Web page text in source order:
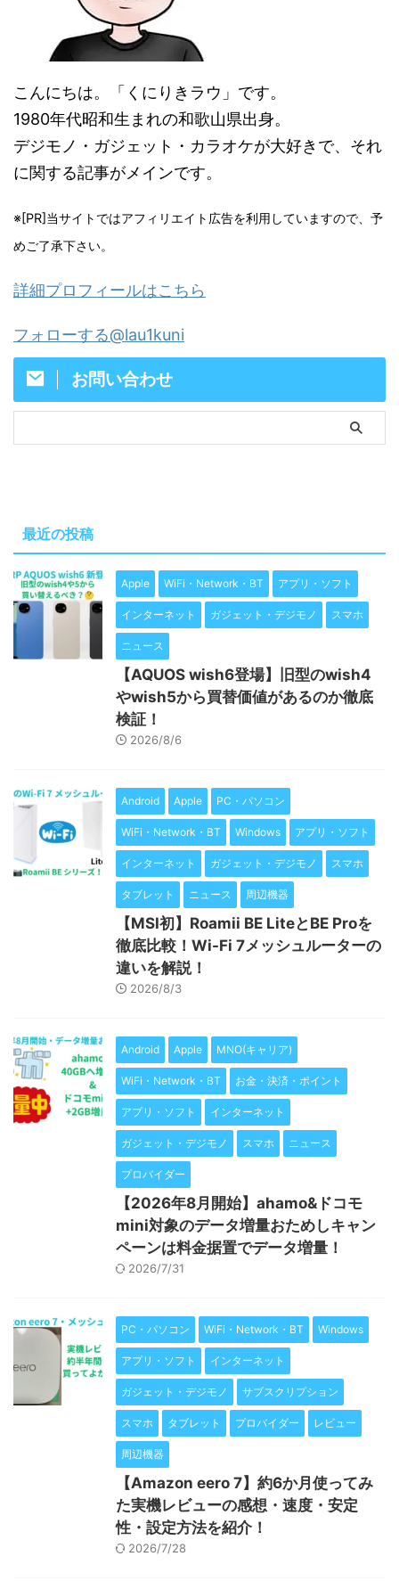
こんにちは。「くにりきラウ」です。
1980年代昭和生まれの和歌山県出身。
デジモノ・ガジェット・カラオケが大好きで、それ
に関する記事がメインです。
※[PR]当サイトではアフィリエイト広告を利用していますので、予
めご了承下さい。
詳細プロフィールはこちら
フォローする@lau1kuni
お問い合わせ
最近の投稿
Apple WiFi・Network・BT アプリ・ソフト
インターネット ガジェット・デジモノ スマホ
ニュース
【AQUOS wish6登場】旧型のwish4
やwish5から買替価値があるのか徹底
検証！
2026/8/6
Android Apple PC・パソコン
WiFi・Network・BT Windows アプリ・ソフト
インターネット ガジェット・デジモノ スマホ
タブレット ニュース 周辺機器
【MSI初】Roamii BE LiteとBE Proを
徹底比較！Wi-Fi 7メッシュルーターの
違いを解説！
2026/8/3
Android Apple MNO(キャリア)
WiFi・Network・BT お金・決済・ポイント
アプリ・ソフト インターネット
ガジェット・デジモノ スマホ ニュース
プロバイダー
【2026年8月開始】ahamo&ドコモ
mini対象のデータ増量おためしキャン
ペーンは料金据置でデータ増量！
2026/7/31
PC・パソコン WiFi・Network・BT Windows
アプリ・ソフト インターネット
ガジェット・デジモノ サブスクリプション
スマホ タブレット プロバイダー レビュー
周辺機器
【Amazon eero 7】約6か月使ってみ
た実機レビューの感想・速度・安定
性・設定方法を紹介！
2026/7/28